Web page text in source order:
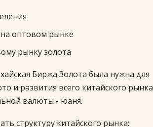
на оптовом рынке
рынку золота
Биржа Золота была нужна для
и развития всего китайского рынка
валюты - юаня.
структуру китайского рынка: